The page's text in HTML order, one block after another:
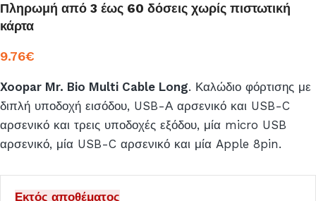
Πληρωμή από 3 έως 60 δόσεις χωρίς πιστωτική
κάρτα
9.76€
Xoopar Mr. Bio Multi Cable Long. Καλώδιο φόρτισης με
διπλή υποδοχή εισόδου, USB-Α αρσενικό και USB-C
αρσενικό και τρεις υποδοχές εξόδου, μία micro USB
αρσενικό, μία USB-C αρσενικό και μία Apple 8pin.
Εκτός αποθέματος